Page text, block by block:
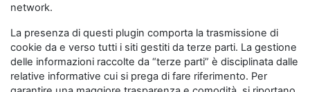
network.
La presenza di questi plugin comporta la trasmissione di
cookie da e verso tutti i siti gestiti da terze parti. La gestione
delle informazioni raccolte da “terze parti” è disciplinata dalle
relative informative cui si prega di fare riferimento. Per